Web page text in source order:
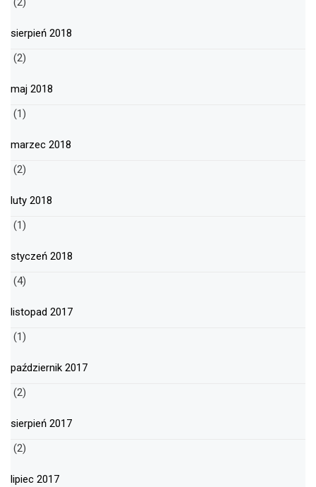
sierpień 2018
(2)
maj 2018
(1)
marzec 2018
(2)
luty 2018
(1)
styczeń 2018
(4)
listopad 2017
(1)
październik 2017
(2)
sierpień 2017
(2)
lipiec 2017